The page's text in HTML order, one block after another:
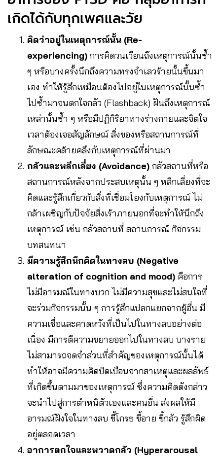
เกิดได้กับทุกเพศและวัย
คิดว่าอยู่ในเหตุการณ์นั้น (Re-
experiencing) การคิดวนเวียนถึงเหตุการณ์นั้นซ้ำ
ๆ หรือบางครั้งนึกถึงความทรงจำเลวร้ายนั้นขึ้นมา
เอง ทำให้รู้สึกเหมือนต้องไปอยู่ในเหตุการณ์นั้นซ้ำ
ไปซ้ำมาจนตกใจกลัว (Flashback) ฝันถึงเหตุการณ์
เหล่านั้นซ้ำ ๆ หรือมีปฏิกิริยาทางร่างกายและจิตใจ
เวลาต้องเจอสัญลักษณ์ สิ่งของหรือสถานการณ์ที่
ลักษณะคล้ายคลึงกับเหตุการณ์ที่ผ่านมา
กลัวและหลีกเลี่ยง (Avoidance) กลัวสถานที่หรือ
สถานการณ์หลังจากประสบเหตุนั้น ๆ หลีกเลี่ยงที่จะ
คิดและรู้สึกเกี่ยวกับสิ่งที่เชื่อมโยงกับเหตุการณ์ ไม่
กล้าเผชิญกับปัจจัยสิ่งเร้าภายนอกที่จะทำให้นึกถึง
เหตุการณ์ เช่น กลัวสถานที่ สถานการณ์ กิจกรรม
บทสนทนา
มีความรู้สึกนึกคิดในทางลบ (Negative
alteration of cognition and mood) คือการ
ไม่มีอารมณ์ในทางบวก ไม่มีความสุขและไม่สนใจที่
จะร่วมกิจกรรมนั้น ๆ การรู้สึกแปลกแยกจากผู้อื่น มี
ความเชื่อและคาดหวังที่เป็นไปในทางลบอย่างต่อ
เนื่อง มีการตีความขยายออกไปในทางลบ บางราย
ไม่สามารถจดจำส่วนที่สำคัญของเหตุการณ์นั้นได้
ทำให้อาจมีความคิดบิดเบือนจากสาเหตุและผลลัพธ์
ที่เกิดขึ้นตามมาของเหตุการณ์ ซึ่งความคิดดังกล่าว
จะนำไปสู่การตำหนิตัวเองและคนอื่น ส่งผลให้มี
อารมณ์ฝังใจในทางลบ ขี้โกรธ ขี้อาย ขี้กลัว รู้สึกผิด
อยู่ตลอดเวลา
อาการตกใจและหวาดกลัว (Hyperarousal